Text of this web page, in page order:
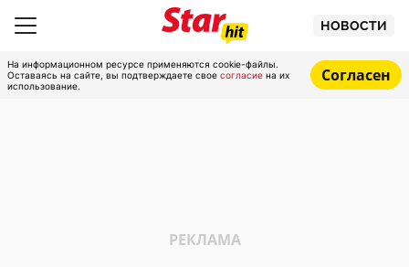
НОВОСТИ
На информационном ресурсе применяются cookie-файлы.
Оставаясь на сайте, вы подтверждаете свое согласие на их
использование.
Согласен